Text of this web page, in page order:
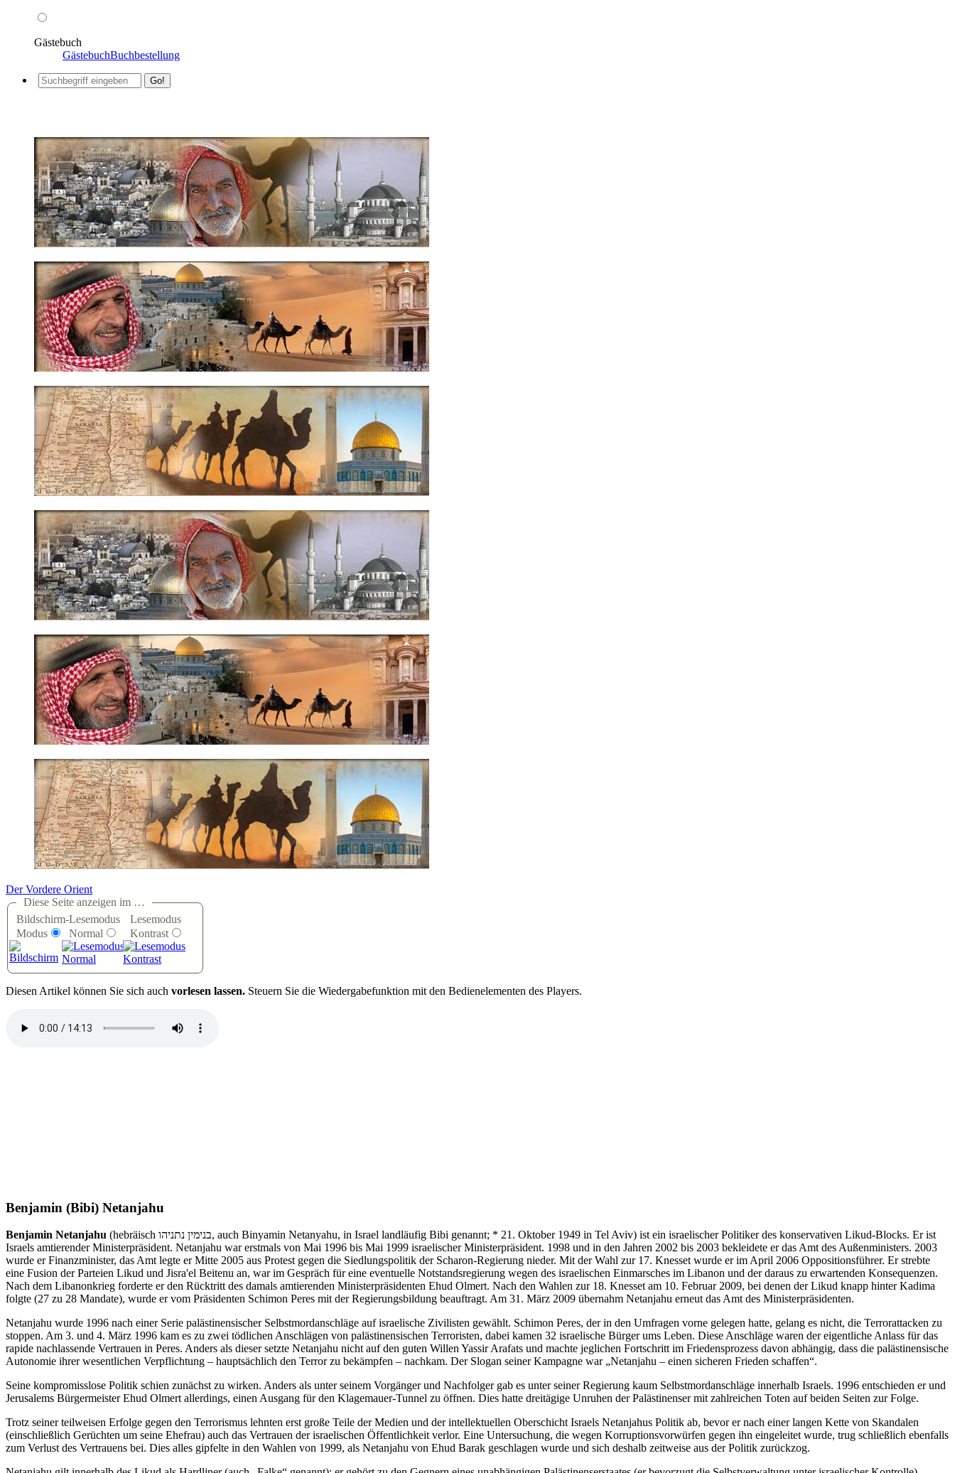
Gästebuch
GästebuchBuchbestellung
Der Vordere Orient
Diese Seite anzeigen im …
Bildschirm-
Modus
Lesemodus
Normal
Lesemodus
Kontrast
Diesen Artikel können Sie sich auch vorlesen lassen. Steuern Sie die Wiedergabefunktion mit den Bedienelementen des Players.
Benjamin (Bibi) Netanjahu
Benjamin Netanjahu (hebräisch ‏בנימין נתניהו‎, auch Binyamin Netanyahu, in Israel landläufig Bibi genannt; * 21. Oktober 1949 in Tel Aviv) ist ein israelischer Politiker des konservativen Likud-Blocks. Er ist
Israels amtierender Ministerpräsident. Netanjahu war erstmals von Mai 1996 bis Mai 1999 israelischer Ministerpräsident. 1998 und in den Jahren 2002 bis 2003 bekleidete er das Amt des Außenministers. 2003
wurde er Finanzminister, das Amt legte er Mitte 2005 aus Protest gegen die Siedlungspolitik der Scharon-Regierung nieder. Mit der Wahl zur 17. Knesset wurde er im April 2006 Oppositionsführer. Er strebte
eine Fusion der Parteien Likud und Jisra'el Beitenu an, war im Gespräch für eine eventuelle Notstandsregierung wegen des israelischen Einmarsches im Libanon und der daraus zu erwartenden Konsequenzen.
Nach dem Libanonkrieg forderte er den Rücktritt des damals amtierenden Ministerpräsidenten Ehud Olmert. Nach den Wahlen zur 18. Knesset am 10. Februar 2009, bei denen der Likud knapp hinter Kadima
folgte (27 zu 28 Mandate), wurde er vom Präsidenten Schimon Peres mit der Regierungsbildung beauftragt. Am 31. März 2009 übernahm Netanjahu erneut das Amt des Ministerpräsidenten.
Netanjahu wurde 1996 nach einer Serie palästinensischer Selbstmordanschläge auf israelische Zivilisten gewählt. Schimon Peres, der in den Umfragen vorne gelegen hatte, gelang es nicht, die Terrorattacken zu
stoppen. Am 3. und 4. März 1996 kam es zu zwei tödlichen Anschlägen von palästinensischen Terroristen, dabei kamen 32 israelische Bürger ums Leben. Diese Anschläge waren der eigentliche Anlass für das
rapide nachlassende Vertrauen in Peres. Anders als dieser setzte Netanjahu nicht auf den guten Willen Yassir Arafats und machte jeglichen Fortschritt im Friedensprozess davon abhängig, dass die palästinensische
Autonomie ihrer wesentlichen Verpflichtung – hauptsächlich den Terror zu bekämpfen – nachkam. Der Slogan seiner Kampagne war Netanjahu – einen sicheren Frieden schaffen .
Seine kompromisslose Politik schien zunächst zu wirken. Anders als unter seinem Vorgänger und Nachfolger gab es unter seiner Regierung kaum Selbstmordanschläge innerhalb Israels. 1996 entschieden er und
Jerusalems Bürgermeister Ehud Olmert allerdings, einen Ausgang für den Klagemauer-Tunnel zu öffnen. Dies hatte dreitägige Unruhen der Palästinenser mit zahlreichen Toten auf beiden Seiten zur Folge.
Trotz seiner teilweisen Erfolge gegen den Terrorismus lehnten erst große Teile der Medien und der intellektuellen Oberschicht Israels Netanjahus Politik ab, bevor er nach einer langen Kette von Skandalen
(einschließlich Gerüchten um seine Ehefrau) auch das Vertrauen der israelischen Öffentlichkeit verlor. Eine Untersuchung, die wegen Korruptionsvorwürfen gegen ihn eingeleitet wurde, trug schließlich ebenfalls
zum Verlust des Vertrauens bei. Dies alles gipfelte in den Wahlen von 1999, als Netanjahu von Ehud Barak geschlagen wurde und sich deshalb zeitweise aus der Politik zurückzog.